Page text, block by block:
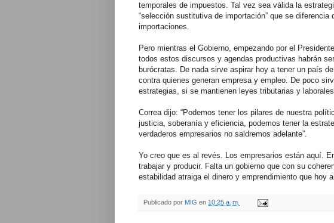
temporales de impuestos. Tal vez sea válida la
“selección sustitutiva de importación” que se
importaciones.
Pero mientras el Gobierno, empezando por el
todos estos discursos y agendas productivas habrán
burócratas. De nada sirve aspirar hoy a tener un país
contra quienes generan empresa y empleo. De poco
estrategias, si se mantienen leyes tributarias y
Correa dijo: “Podemos tener los pilares de nuestra
justicia, soberanía y eficiencia, podemos tener la
verdaderos empresarios no saldremos adelante”.
Yo creo que es al revés. Los empresarios están aquí.
trabajar y producir. Falta un gobierno que con su
estabilidad atraiga el dinero y emprendimiento que hoy
Publicado por MIG en 10:25 a. m.